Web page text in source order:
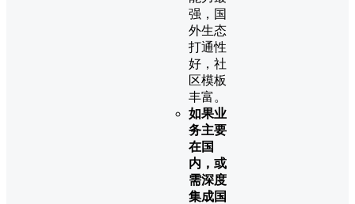
强，国
外生态
打通性
好，社
区模板
丰富。
如果业
务主要
在国
内，或
需深度
集成国